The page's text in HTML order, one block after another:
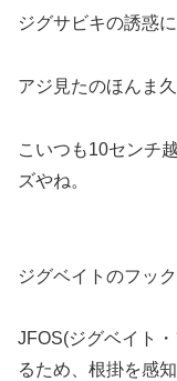
ジグサビキの誘惑
アジ見たのほんま
こいつも10センチ
ズやね。
ジグベイトのフック
JFOS(ジグベイト
るため、根掛を感